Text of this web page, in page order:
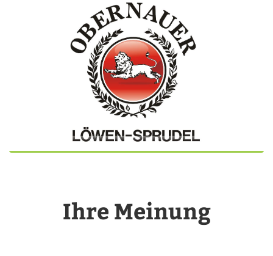
Ihre Meinung